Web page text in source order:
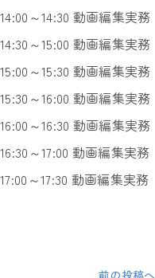
14:00～14:30 動画編集実務
14:30～15:00 動画編集実務
15:00～15:30 動画編集実務
15:30～16:00 動画編集実務
16:00～16:30 動画編集実務
16:30～17:00 動画編集実務
17:00～17:30 動画編集実務
前の投稿へ